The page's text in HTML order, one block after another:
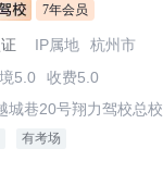
7年会员
IP属地
杭州市
5.0
收费5.0
城巷20号翔力驾校总校
有考场